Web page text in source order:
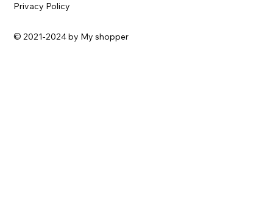
Privacy Policy
© 2021-2024 by My shopper